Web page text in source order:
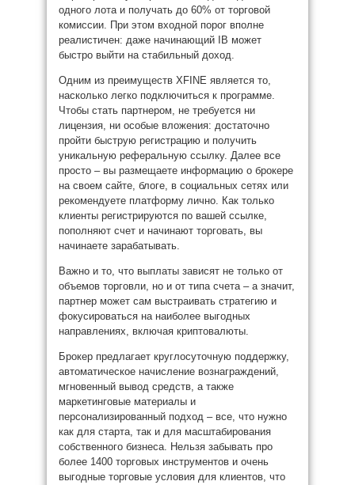
одного лота и получать до 60% от торговой
комиссии. При этом входной порог вполне
реалистичен: даже начинающий IB может
быстро выйти на стабильный доход.
Одним из преимуществ XFINE является то,
насколько легко подключиться к программе.
Чтобы стать партнером, не требуется ни
лицензия, ни особые вложения: достаточно
пройти быструю регистрацию и получить
уникальную реферальную ссылку. Далее все
просто – вы размещаете информацию о брокере
на своем сайте, блоге, в социальных сетях или
рекомендуете платформу лично. Как только
клиенты регистрируются по вашей ссылке,
пополняют счет и начинают торговать, вы
начинаете зарабатывать.
Важно и то, что выплаты зависят не только от
объемов торговли, но и от типа счета – а значит,
партнер может сам выстраивать стратегию и
фокусироваться на наиболее выгодных
направлениях, включая криптовалюты.
Брокер предлагает круглосуточную поддержку,
автоматическое начисление вознаграждений,
мгновенный вывод средств, а также
маркетинговые материалы и
персонализированный подход – все, что нужно
как для старта, так и для масштабирования
собственного бизнеса. Нельзя забывать про
более 1400 торговых инструментов и очень
выгодные торговые условия для клиентов, что